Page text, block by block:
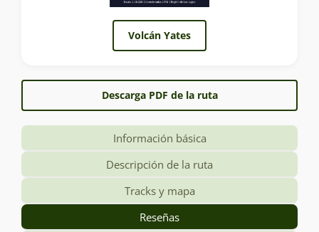
Volcán Yates
Descarga PDF de la ruta
Información básica
Descripción de la ruta
Tracks y mapa
Reseñas